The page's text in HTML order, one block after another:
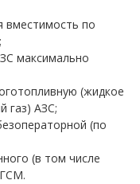
вместимость по
максимально
(жидкое
газ) АЗС;
(по
(в том числе